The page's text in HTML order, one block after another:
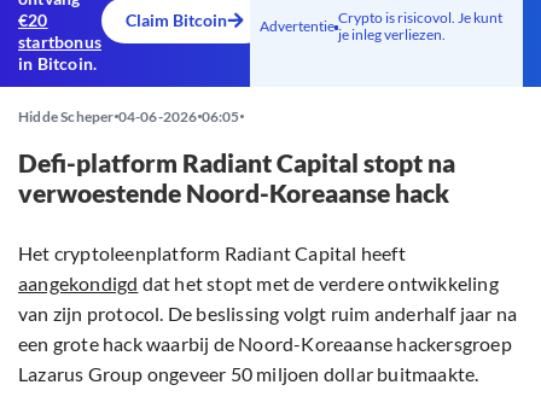
€20
startbonus
in Bitcoin.
Claim Bitcoin Advertentie Crypto is risicovol. Je kunt
je inleg verliezen.
Hidde Scheper 04-06-2026 06:05
Defi-platform Radiant Capital stopt na
verwoestende Noord-Koreaanse hack
Het cryptoleenplatform Radiant Capital heeft
aangekondigd dat het stopt met de verdere ontwikkeling
van zijn protocol. De beslissing volgt ruim anderhalf jaar na
een grote hack waarbij de Noord-Koreaanse hackersgroep
Lazarus Group ongeveer 50 miljoen dollar buitmaakte.